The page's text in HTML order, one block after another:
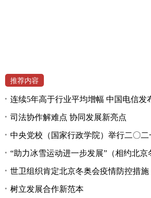
推荐内容
连续5年高于行业平均增幅 中国电信发
司法协作解难点 协同发展新亮点
中央党校（国家行政学院）举行二〇
“助力冰雪运动进一步发展”（相约北京
世卫组织肯定北京冬奥会疫情防控措施
树立发展合作新范本